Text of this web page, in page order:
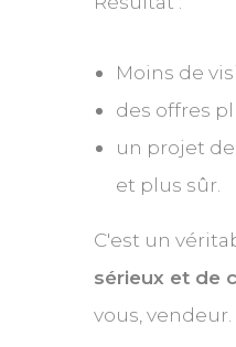
Moins de
des offres
un projet
et plus sûr.
C'est un
sérieux et de
vous, vendeur.